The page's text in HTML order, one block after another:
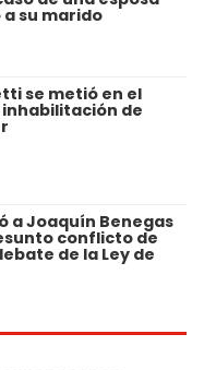
su marido
se metió en el
de
a Joaquín Benegas
conflicto de
de la Ley de